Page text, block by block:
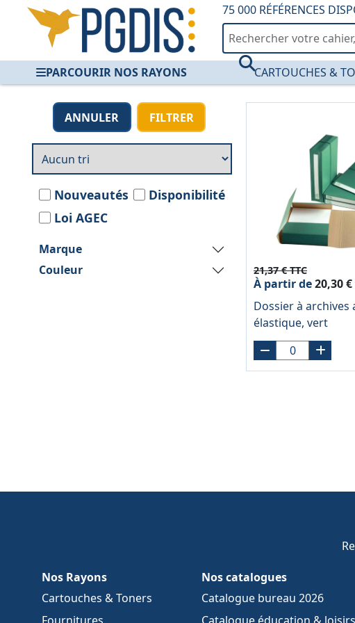
75 000 RÉFÉRENCES
PARCOURIR NOS RAYONS CARTOUCHES &
Pochettes Archives —
ANNULER FILTRER
Nouveautés
Disponibilité
Loi AGEC
Marque
Couleur
21,37 € TTC
À partir de20,30 €
Dossier à archives
élastique, vert
Nos Rayons
Cartouches & Toners
Nos catalogues
Catalogue bureau 2026